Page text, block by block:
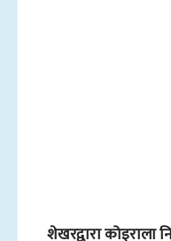
शेखरद्वारा कोइराला